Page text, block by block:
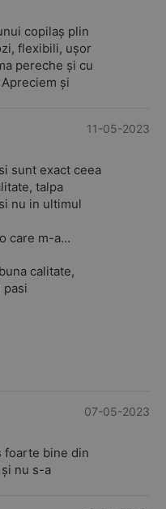
copilaș plin
flexibili, ușor
pereche și cu
și
11-05-2023
sunt exact ceea
talpa
nu in ultimul
care m-a
calitate,
07-05-2023
foarte bine din
nu s-a